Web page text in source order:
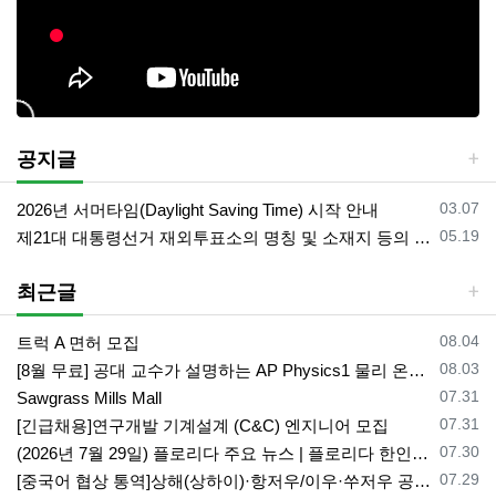
공지글
등록일
03.07
2026년 서머타임(Daylight Saving Time) 시작 안내
등록일
05.19
제21대 대통령선거 재외투표소의 명칭 및 소재지 등의 공고/올랜도 제외 투표소
최근글
등록일
08.04
트럭 A 면허 모집
등록일
08.03
[8월 무료] 공대 교수가 설명하는 AP Physics1 물리 온라인 강의
등록일
07.31
Sawgrass Mills Mall
등록일
07.31
[긴급채용]연구개발 기계설계 (C&C) 엔지니어 모집
등록일
07.30
(2026년 7월 29일) 플로리다 주요 뉴스 | 플로리다 한인 닷컴
등록일
07.29
[중국어 협상 통역]상해(상하이)·항저우/이우·쑤저우 공급·제조 업체,공장 미팅 & 전시회 한중 원어민 프리랜서 비즈니스 통역사